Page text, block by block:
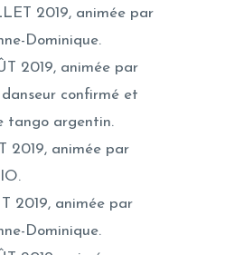
2019, animée par
Dominique.
2019, animée par
danseur confirmé et
tango argentin.
2019, animée par
2019, animée par
Dominique.